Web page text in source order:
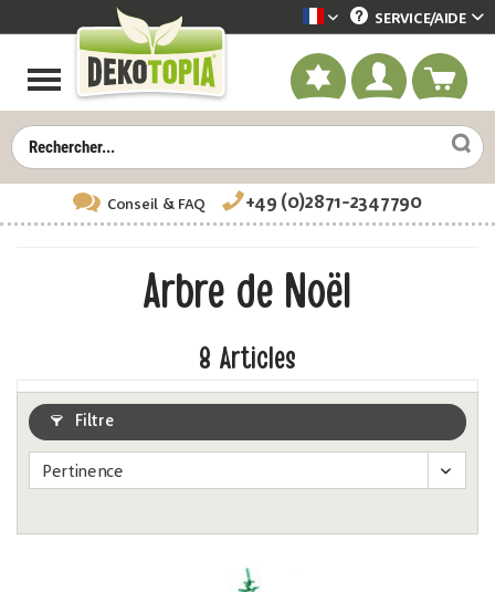
Dekotopia französisch
SERVICE/AIDE
Conseil& FAQ +49 (0)2871-2347790
Arbre de Noël
8 Articles
Filtre